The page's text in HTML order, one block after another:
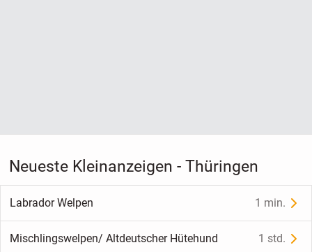
Neueste Kleinanzeigen - Thüringen
Labrador Welpen 1 min.
Mischlingswelpen/ Altdeutscher Hütehund 1 std.